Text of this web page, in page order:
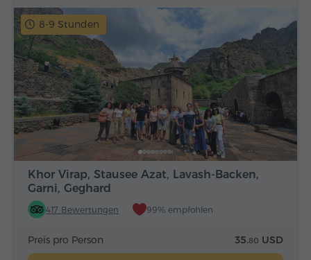
8-9 Stunden
Khor Virap, Stausee Azat, Lavash-Backen,
Garni, Geghard
417 Bewertungen 99% empfohlen
Preis pro Person 35.80 USD